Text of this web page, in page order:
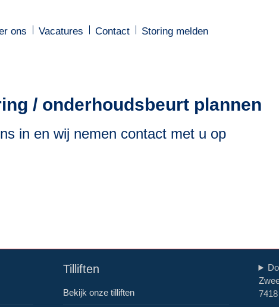
ons Vacatures Contact Storing melden
/ onderhoudsbeurt plannen
in en wij nemen contact met u op
Tilliften
Bekijk onze tilliften
ons Vacatures Contact Storing melden